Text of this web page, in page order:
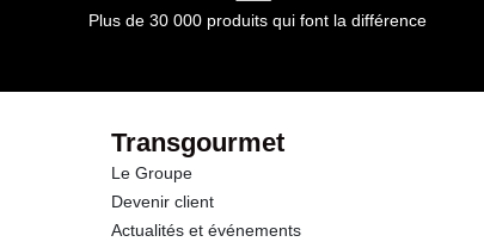
Plus de 30 000 produits qui font la différence
Transgourmet
Le Groupe
Devenir client
Actualités et événements